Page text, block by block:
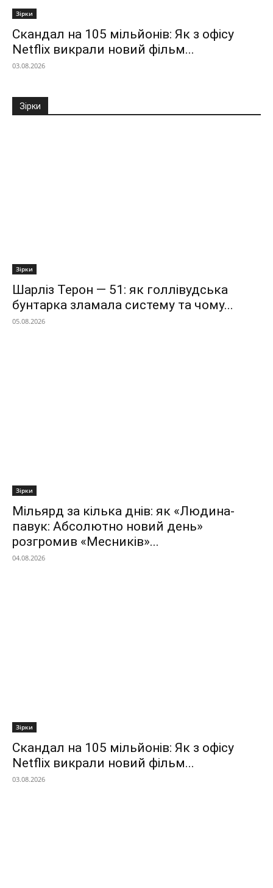
Зірки
Скандал на 105 мільйонів: Як з офісу
Netflix викрали новий фільм...
03.08.2026
Зірки
Зірки
Шарліз Терон — 51: як голлівудська
бунтарка зламала систему та чому...
05.08.2026
Зірки
Мільярд за кілька днів: як «Людина-
павук: Абсолютно новий день»
розгромив «Месників»...
04.08.2026
Зірки
Скандал на 105 мільйонів: Як з офісу
Netflix викрали новий фільм...
03.08.2026